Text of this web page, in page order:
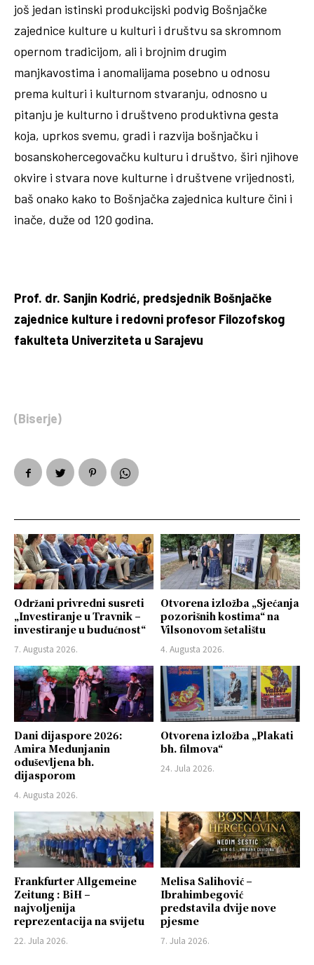
još jedan istinski produkcijski podvig Bošnjačke
zajednice kulture u kulturi i društvu sa skromnom
opernom tradicijom, ali i brojnim drugim
manjkavostima i anomalijama posebno u odnosu
prema kulturi i kulturnom stvaranju, odnosno u
pitanju je kulturno i društveno produktivna gesta
koja, uprkos svemu, gradi i razvija bošnjačku i
bosanskohercegovačku kulturu i društvo, širi njihove
okvire i stvara nove kulturne i društvene vrijednosti,
baš onako kako to Bošnjačka zajednica kulture čini i
inače, duže od 120 godina.
Prof. dr. Sanjin Kodrić, predsjednik Bošnjačke
zajednice kulture i redovni profesor Filozofskog
fakulteta Univerziteta u Sarajevu
(Biserje)
Održani privredni susreti
„Investiranje u Travnik –
investiranje u budućnost“
7. Augusta 2026.
Otvorena izložba „Sjećanja
pozorišnih kostima“ na
Vilsonovom šetalištu
4. Augusta 2026.
Dani dijaspore 2026:
Amira Medunjanin
oduševljena bh.
dijasporom
4. Augusta 2026.
Otvorena izložba „Plakati
bh. filmova“
24. Jula 2026.
Frankfurter Allgemeine
Zeitung : BiH –
najvoljenija
reprezentacija na svijetu
22. Jula 2026.
Melisa Salihović –
Ibrahimbegović
predstavila dvije nove
pjesme
7. Jula 2026.